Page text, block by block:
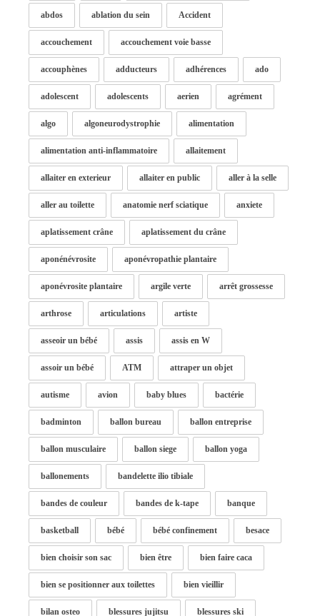
abdos ablation du sein Accident
accouchement accouchement voie basse
accouphènes adducteurs adhérences ado
adolescent adolescents aerien agrément
algo algoneurodystrophie alimentation
alimentation anti-inflammatoire allaitement
allaiter en exterieur allaiter en public aller à la selle
aller au toilette anatomie nerf sciatique anxiete
aplatissement crâne aplatissement du crâne
aponénévrosite aponévropathie plantaire
aponévrosite plantaire argile verte arrêt grossesse
arthrose articulations artiste
asseoir un bébé assis assis en W
assoir un bébé ATM attraper un objet
autisme avion baby blues bactérie
badminton ballon bureau ballon entreprise
ballon musculaire ballon siege ballon yoga
ballonements bandelette ilio tibiale
bandes de couleur bandes de k-tape banque
basketball bébé bébé confinement besace
bien choisir son sac bien être bien faire caca
bien se positionner aux toilettes bien vieillir
bilan osteo blessures jujitsu blessures ski